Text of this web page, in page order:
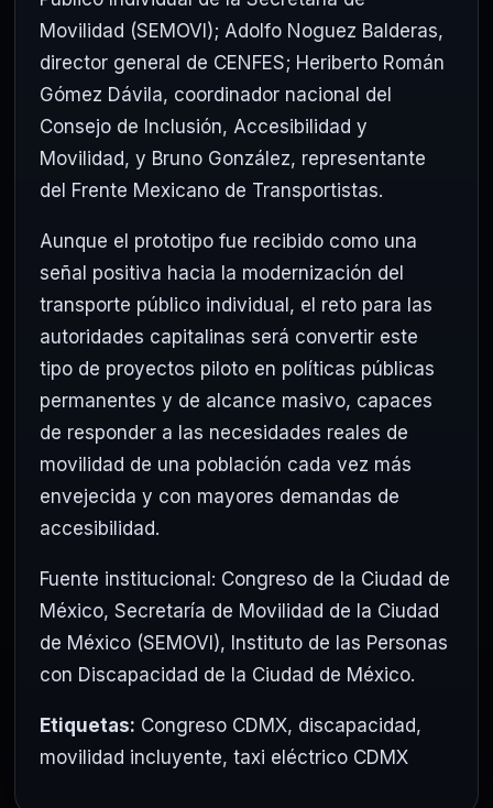
Movilidad (SEMOVI); Adolfo Noguez Balderas,
director general de CENFES; Heriberto Román
Gómez Dávila, coordinador nacional del
Consejo de Inclusión, Accesibilidad y
Movilidad, y Bruno González, representante
del Frente Mexicano de Transportistas.
Aunque el prototipo fue recibido como una
señal positiva hacia la modernización del
transporte público individual, el reto para las
autoridades capitalinas será convertir este
tipo de proyectos piloto en políticas públicas
permanentes y de alcance masivo, capaces
de responder a las necesidades reales de
movilidad de una población cada vez más
envejecida y con mayores demandas de
accesibilidad.
Fuente institucional: Congreso de la Ciudad de
México, Secretaría de Movilidad de la Ciudad
de México (SEMOVI), Instituto de las Personas
con Discapacidad de la Ciudad de México.
Etiquetas: Congreso CDMX, discapacidad,
movilidad incluyente, taxi eléctrico CDMX